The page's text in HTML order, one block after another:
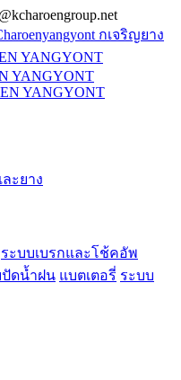
กเจริญยาง
ะยาง
ระบบเบรกและโช้คอัพ
ปัดน้ำฝน แบตเตอรี่ ระบบ